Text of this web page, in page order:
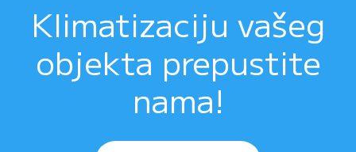
Klimatizaciju vašeg
objekta prepustite
nama!